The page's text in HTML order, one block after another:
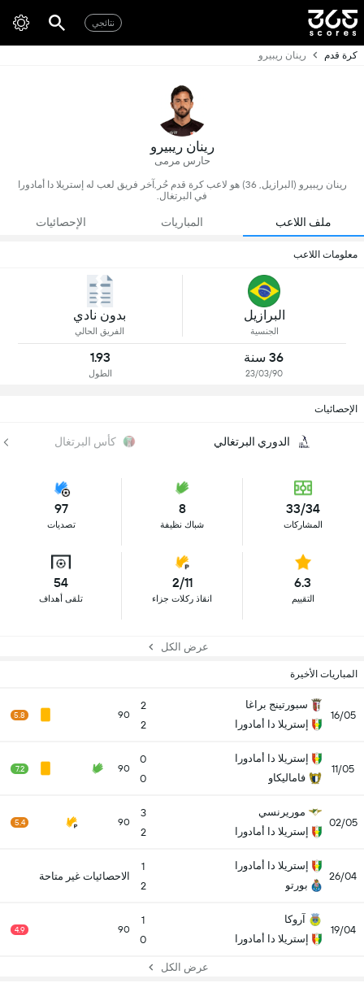
نتائجي
كرة قدم رينان ريبيرو
رينان ريبيرو
حارس مرمى
رينان ريبيرو (البرازيل, 36) هو لاعب كرة قدم حُر,آخر فريق لعب له إستريلا دا أمادورا
في البرتغال.
ملف اللاعب المباريات الإحصائيات
معلومات اللاعب
البرازيل
الجنسية
بدون نادي
الفريق الحالي
36 سنة
23/03/90
1.93
الطول
الإحصائيات
الدوري البرتغالي كأس البرتغال
33/34
المشاركات
8
شباك نظيفة
97
تصديات
6.3
التقييم
2/11
انقاذ ركلات جزاء
54
تلقى أهداف
عرض الكل
المباريات الأخيرة
16/05
سبورتينج براغا
إستريلا دا أمادورا
2
2
90
5.8
11/05
إستريلا دا أمادورا
فاماليكاو
0
0
90
7.2
02/05
موريرنسي
إستريلا دا أمادورا
3
2
90
5.4
26/04
إستريلا دا أمادورا
بورتو
1
2
الاحصائيات غير متاحة
19/04
آروكا
إستريلا دا أمادورا
1
0
90
4.9
عرض الكل